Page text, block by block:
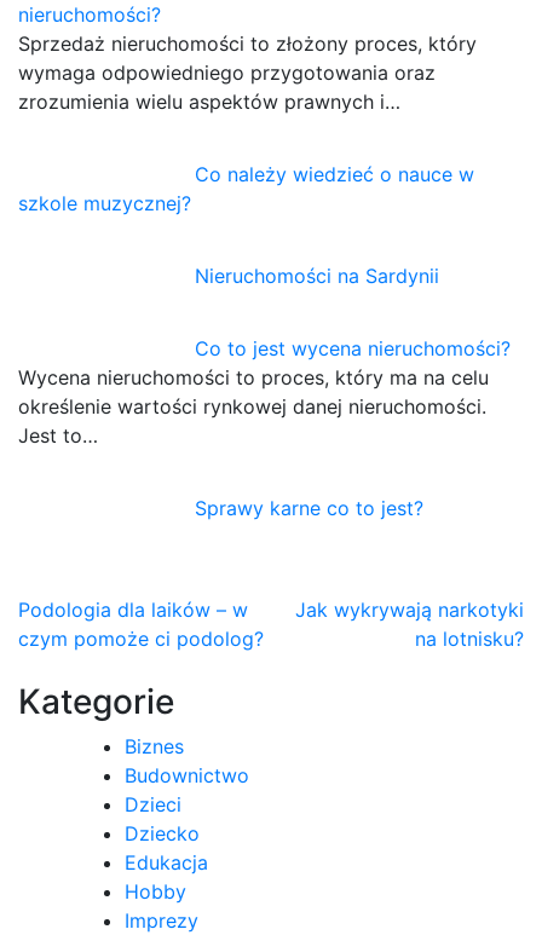
nieruchomości?
Sprzedaż nieruchomości to złożony proces, który
wymaga odpowiedniego przygotowania oraz
zrozumienia wielu aspektów prawnych i…
Co należy wiedzieć o nauce w
szkole muzycznej?
Nieruchomości na Sardynii
Co to jest wycena nieruchomości?
Wycena nieruchomości to proces, który ma na celu
określenie wartości rynkowej danej nieruchomości.
Jest to…
Sprawy karne co to jest?
Nawigacja
wpisu
Podologia dla laików – w
czym pomoże ci podolog?
Jak wykrywają narkotyki
na lotnisku?
Kategorie
Biznes
Budownictwo
Dzieci
Dziecko
Edukacja
Hobby
Imprezy